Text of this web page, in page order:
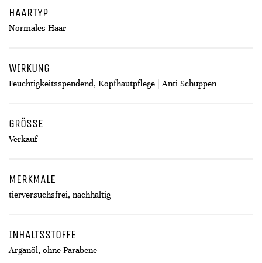
HAARTYP
Normales Haar
WIRKUNG
Feuchtigkeitsspendend, Kopfhautpflege | Anti Schuppen
GRÖSSE
Verkauf
MERKMALE
tierversuchsfrei, nachhaltig
INHALTSSTOFFE
Arganöl, ohne Parabene